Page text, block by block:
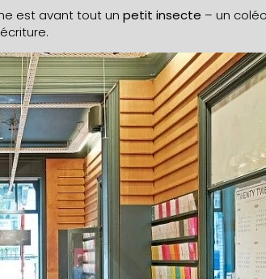
est avant tout un petit insecte – un